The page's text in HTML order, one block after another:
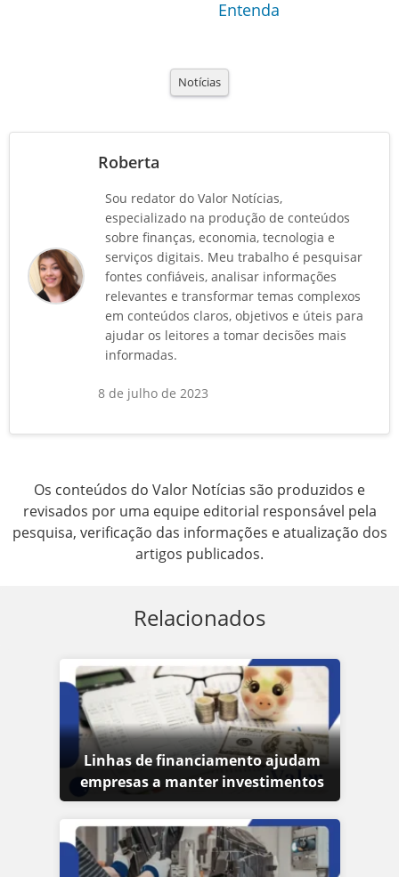
Entenda
Notícias
Roberta
Sou redator do Valor Notícias,
especializado na produção de conteúdos
sobre finanças, economia, tecnologia e
serviços digitais. Meu trabalho é pesquisar
fontes confiáveis, analisar informações
relevantes e transformar temas complexos
em conteúdos claros, objetivos e úteis para
ajudar os leitores a tomar decisões mais
informadas.
8 de julho de 2023
Os conteúdos do Valor Notícias são produzidos e
revisados por uma equipe editorial responsável pela
pesquisa, verificação das informações e atualização dos
artigos publicados.
Relacionados
Linhas de financiamento ajudam
empresas a manter investimentos